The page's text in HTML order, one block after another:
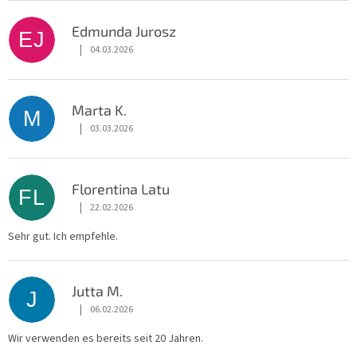
EJ Edmunda Jurosz
Die Shop-Bewertung beträgt 5 von 5 Sternen.
| 04.03.2026
M Marta K.
Die Shop-Bewertung beträgt 5 von 5 Sternen.
| 03.03.2026
FL Florentina Latu
Die Shop-Bewertung beträgt 5 von 5 Sternen.
| 22.02.2026
Sehr gut. Ich empfehle.
J Jutta M.
Die Shop-Bewertung beträgt 5 von 5 Sternen.
| 06.02.2026
Wir verwenden es bereits seit 20 Jahren.